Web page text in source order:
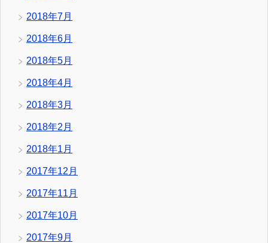
2018年7月
2018年6月
2018年5月
2018年4月
2018年3月
2018年2月
2018年1月
2017年12月
2017年11月
2017年10月
2017年9月